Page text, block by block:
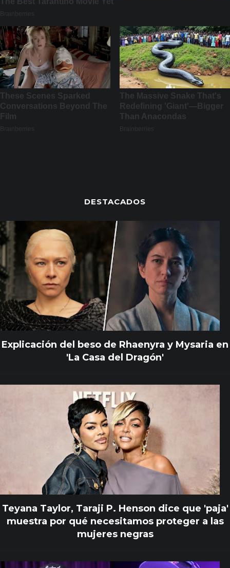
DESTACADOS
Explicación del beso de Rhaenyra y Mysaria en
'La Casa del Dragón'
Teyana Taylor, Taraji P. Henson dice que 'paja'
muestra por qué necesitamos proteger a las
mujeres negras